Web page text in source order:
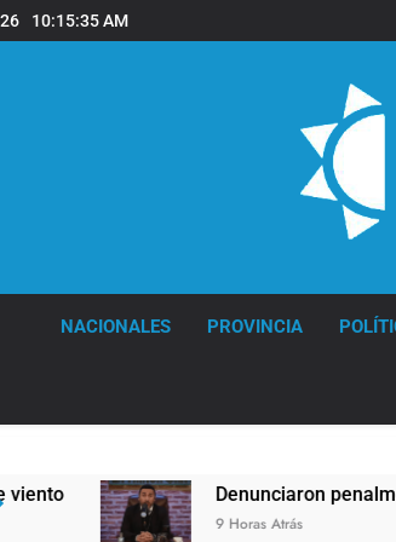
10:15:36 AM
NACIONALES PROVINCIA
Denunciaron penalmente al
9 Horas Atrás